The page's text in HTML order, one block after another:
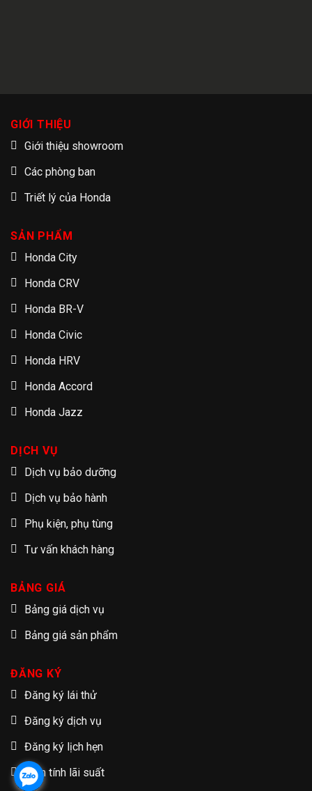
GIỚI THIỆU
Giới thiệu showroom
Các phòng ban
Triết lý của Honda
SẢN PHẨM
Honda City
Honda CRV
Honda BR-V
Honda Civic
Honda HRV
Honda Accord
Honda Jazz
DỊCH VỤ
Dịch vụ bảo dưỡng
Dịch vụ bảo hành
Phụ kiện, phụ tùng
Tư vấn khách hàng
BẢNG GIÁ
Bảng giá dịch vụ
Bảng giá sản phẩm
ĐĂNG KÝ
Đăng ký lái thử
Đăng ký dịch vụ
Đăng ký lịch hẹn
Tạm tính lãi suất